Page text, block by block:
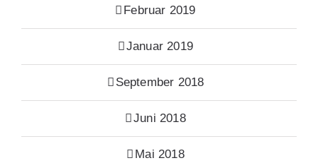
Februar 2019
Januar 2019
September 2018
Juni 2018
Mai 2018